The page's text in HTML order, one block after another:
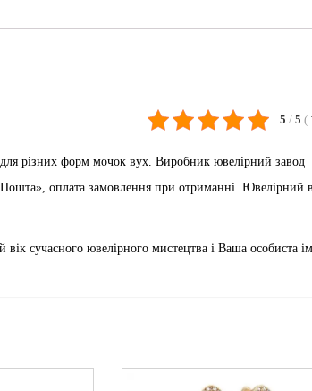
5 / 5 (
різних форм мочок вух. Виробник ювелірний завод
Пошта», оплата замовлення при отриманні. Ювелірний
сучасного ювелірного мистецтва і Ваша особиста